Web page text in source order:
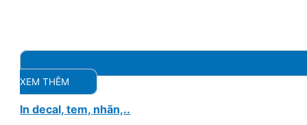
XEM THÊM
In decal, tem, nhãn,..